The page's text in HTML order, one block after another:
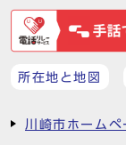
所在地と地図
川崎市ホームペ